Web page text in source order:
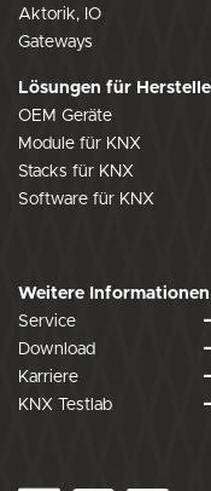
Aktorik, IO
Gateways
Lösungen für
OEM Geräte
Module für KNX
Stacks für KNX
Software für KNX
Weitere Informationen
Service
Download
Karriere
KNX Testlab